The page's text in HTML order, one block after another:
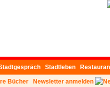
Stadtleben
Bücher Newsletter anmelden